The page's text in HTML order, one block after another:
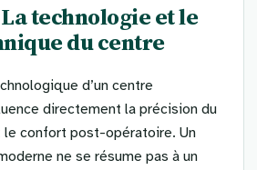
technologie et le
du centre
d’un centre
directement la précision du
confort post-opératoire. Un
ne se résume pas à un